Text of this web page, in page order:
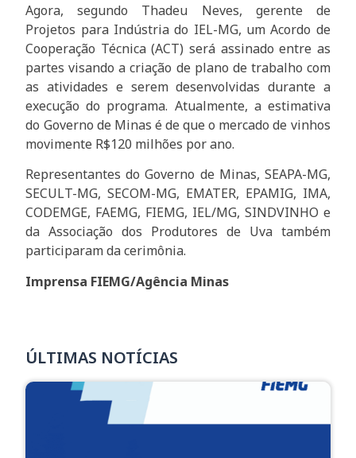
Agora, segundo Thadeu Neves, gerente de
Projetos para Indústria do IEL-MG, um Acordo de
Cooperação Técnica (ACT) será assinado entre as
partes visando a criação de plano de trabalho com
as atividades e serem desenvolvidas durante a
execução do programa. Atualmente, a estimativa
do Governo de Minas é de que o mercado de vinhos
movimente R$120 milhões por ano.
Representantes do Governo de Minas, SEAPA-MG,
SECULT-MG, SECOM-MG, EMATER, EPAMIG, IMA,
CODEMGE, FAEMG, FIEMG, IEL/MG, SINDVINHO e
da Associação dos Produtores de Uva também
participaram da cerimônia.
Imprensa FIEMG/Agência Minas
ÚLTIMAS NOTÍCIAS